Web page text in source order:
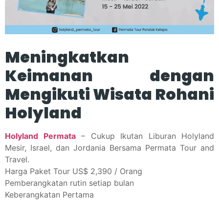
Meningkatkan
Keimanan dengan
Mengikuti Wisata Rohani
Holyland
Holyland Permata– Cukup Ikutan Liburan Holyland
Mesir, Israel, dan Jordania Bersama Permata Tour and
Travel.
Harga Paket Tour US$ 2,390 / Orang
Pemberangkatan rutin setiap bulan
Keberangkatan Pertama